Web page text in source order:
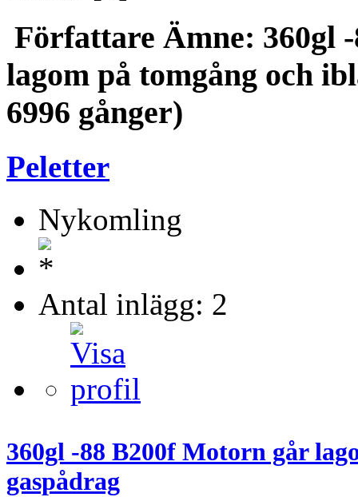
Författare Ämne: 360gl
lagom på tomgång och
6996 gånger)
Peletter
Nykomling
Antal inlägg: 2
360gl -88 B200f Motorn går
gaspådrag